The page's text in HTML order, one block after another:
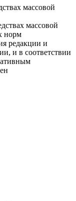
массовой
массовой
норм
редакции и
и в соответствии